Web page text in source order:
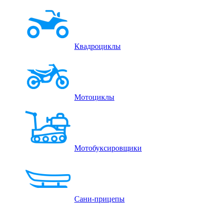
Квадроциклы
Мотоциклы
Мотобуксировщики
Сани-прицепы